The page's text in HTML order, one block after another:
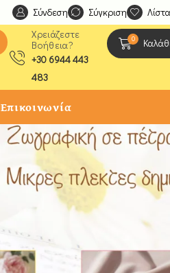
Ανακαλύψτε μοναδικές
Σύνδεση Σύγκριση
Χρειάζεστε
Βοήθεια?
+30 6944 443
483
0
Επικοινωνία